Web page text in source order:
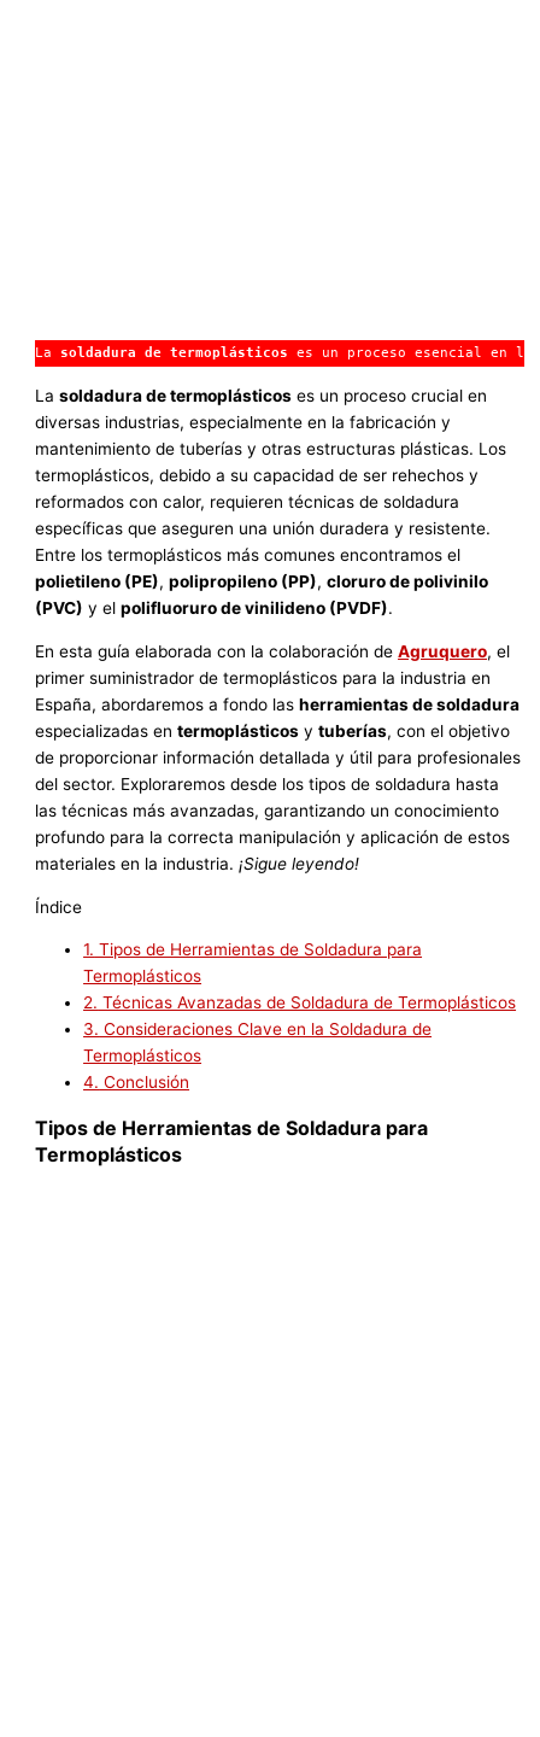
La soldadura de termoplásticos es un proceso esencial en
Lasoldadura de termoplásticos es un proceso crucial en
diversas industrias, especialmente en la fabricación y
mantenimiento de tuberías y otras estructuras plásticas. Los
termoplásticos, debido a su capacidad de ser rehechos y
reformados con calor, requieren técnicas de soldadura
específicas que aseguren una unión duradera y resistente.
Entre los termoplásticos más comunes encontramos el
polietileno (PE),polipropileno (PP),cloruro de polivinilo
(PVC) y elpolifluoruro de vinilideno (PVDF).
En esta guía elaborada con la colaboración deAgruquero, el
primer suministrador de termoplásticos para la industria en
España, abordaremos a fondo lasherramientas de soldadura
especializadas entermoplásticos ytuberías, con el objetivo
de proporcionar información detallada y útil para profesionales
del sector. Exploraremos desde los tipos de soldadura hasta
las técnicas más avanzadas, garantizando un conocimiento
profundo para la correcta manipulación y aplicación de estos
materiales en la industria. ¡Sigue leyendo!
Índice
1. Tipos de Herramientas de Soldadura para
Termoplásticos
2. Técnicas Avanzadas de Soldadura de Termoplásticos
3. Consideraciones Clave en la Soldadura de
Termoplásticos
4. Conclusión
Tipos de Herramientas de Soldadura para
Termoplásticos